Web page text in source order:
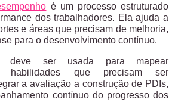
é um processo estruturado
dos trabalhadores. Ela ajuda a
e áreas que precisam de melhoria,
para o desenvolvimento contínuo.
deve ser usada para mapear
habilidades que precisam ser
a avaliação a construção de PDIs,
contínuo do progresso dos